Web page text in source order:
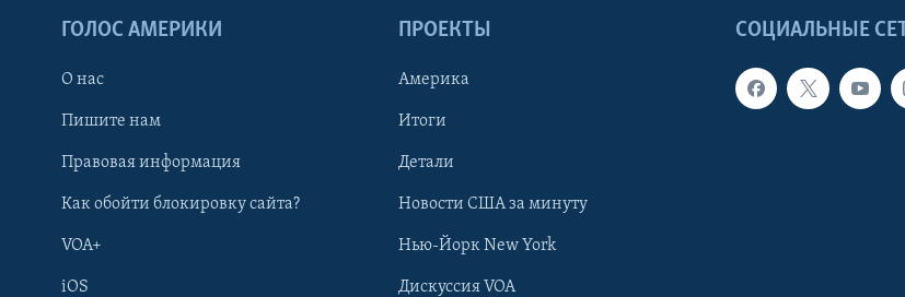
СОЦИАЛЬНЫЕ
ГОЛОС АМЕРИКИ
О нас
Пишите нам
Правовая информация
Как обойти блокировку сайта?
VOA+
iOS
ПРОЕКТЫ
Америка
Итоги
Детали
Новости США за минуту
Нью-Йорк New York
Дискуссия VOA